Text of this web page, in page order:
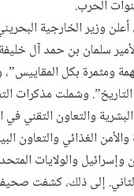
الحرب.
وزير الخارجية
الأمير سلمان بن حمد
ومثمرة بكل
وشملت مذكرات
والتعاون التقني
الغذائي والتعاون
وإسرائيل والولايات
يوم 10 نوفمبر/ تشرين الثاني. إلى